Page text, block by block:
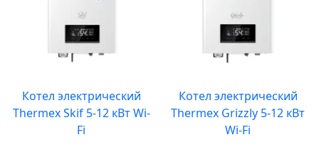
Котел электрический
Thermex Skif 5-12 кВт Wi-
Fi
Котел электрический
Thermex Grizzly 5-12 кВт
Wi-Fi